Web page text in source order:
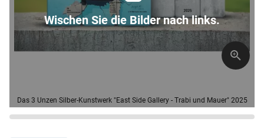
Das 3 Unzen Silber-Kunstwerk "East Side Gallery - Trabi und Mauer" 2025
Wischen Sie die Bilder nach links.